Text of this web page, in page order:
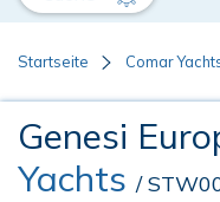
Startseite Comar
Genesi
Yachts /